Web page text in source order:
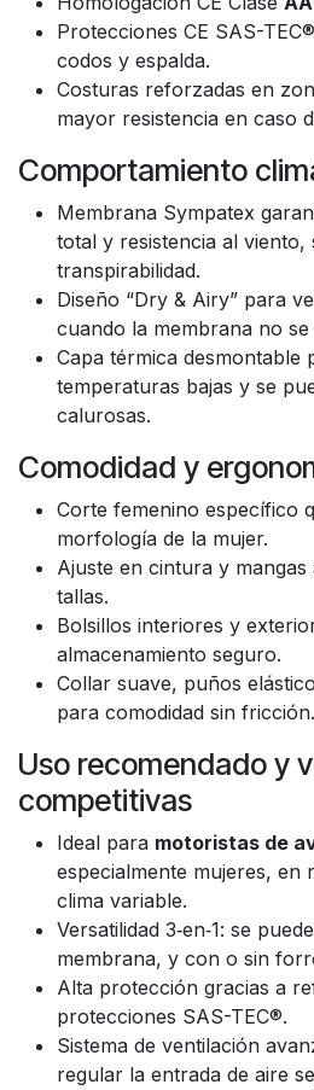
Protecciones CE SAS-
codos y espalda.
Costuras reforzadas en
mayor resistencia en caso
Comportamiento
Membrana Sympatex
total y resistencia al
transpirabilidad.
Diseño “Dry & Airy” para
cuando la membrana no se
Capa térmica
temperaturas bajas y se
calurosas.
Comodidad y
Corte femenino específico
morfología de la mujer.
Ajuste en cintura y
tallas.
Bolsillos interiores y
almacenamiento seguro.
Collar suave, puños
para comodidad sin fricción.
Uso recomendado y
competitivas
Ideal para motoristas de
especialmente mujeres, en
clima variable.
Versatilidad 3‑en‑1: se
membrana, y con o sin
Alta protección gracias a
protecciones SAS-TEC®.
Sistema de ventilación
regular la entrada de aire